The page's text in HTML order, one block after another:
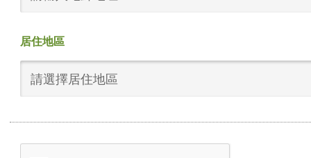
居住地區
請選擇居住地區